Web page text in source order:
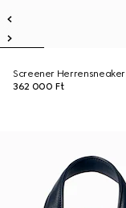
Screener Herrensneaker
362 000 Ft